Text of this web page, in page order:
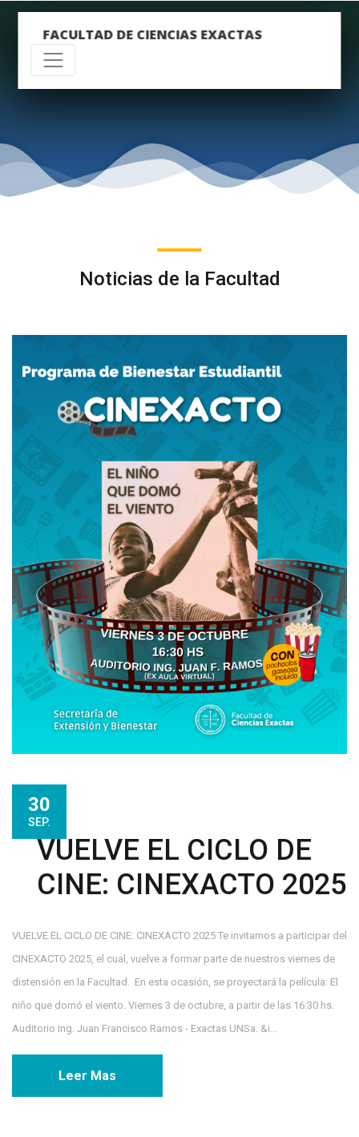
FACULTAD DE CIENCIAS EXACTAS
Noticias de la Facultad
30
SEP.
VUELVE EL CICLO DE
CINE: CINEXACTO 2025
VUELVE EL CICLO DE CINE: CINEXACTO 2025 Te invitamos a participar del
CINEXACTO 2025, el cual, vuelve a formar parte de nuestros viernes de
distensión en la Facultad. En esta ocasión, se proyectará la película: El
niño que domó el viento. Viernes 3 de octubre, a partir de las 16:30 hs.
Auditorio Ing. Juan Francisco Ramos - Exactas UNSa. &i...
Leer Mas